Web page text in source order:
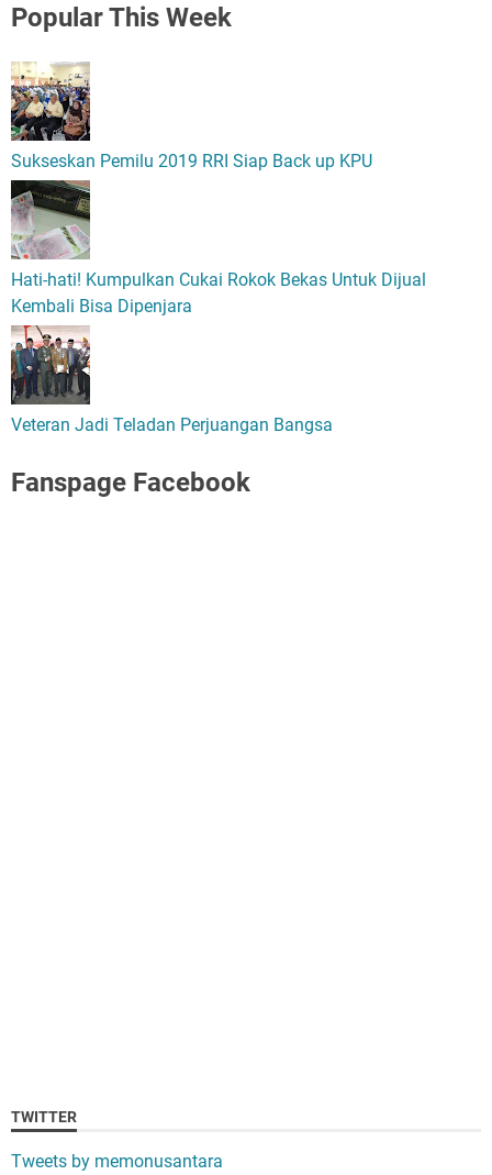
PopularThis Week
Sukseskan Pemilu 2019 RRI Siap Back up KPU
Hati-hati! Kumpulkan Cukai Rokok Bekas Untuk Dijual
Kembali Bisa Dipenjara
Veteran Jadi Teladan Perjuangan Bangsa
Fanspage Facebook
TWITTER
Tweets by memonusantara